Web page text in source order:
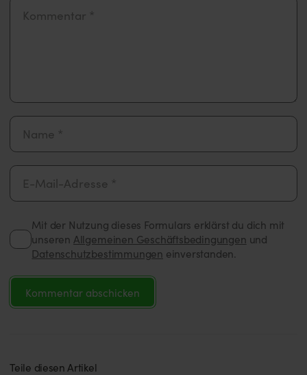
Mit der Nutzung dieses Formulars erklärst du dich mit
unseren Allgemeinen Geschäftsbedingungen und
Datenschutzbestimmungen einverstanden.
Kommentar abschicken
Teile diesen Artikel